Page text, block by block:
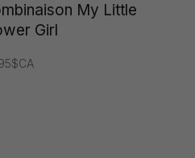
My Little
Girl